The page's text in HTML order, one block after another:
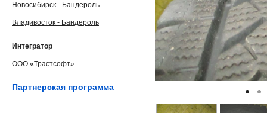
Новосибирск - Бандероль
Владивосток - Бандероль
Интегратор
ООО «Трастсофт»
Партнерская программа